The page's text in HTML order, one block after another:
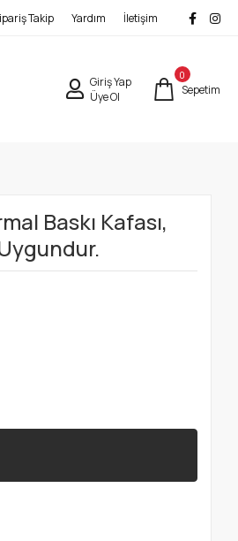
Takip Yardım İletişim
Giriş Yap
Üye Ol
0
Sepetim
Baskı Kafası,